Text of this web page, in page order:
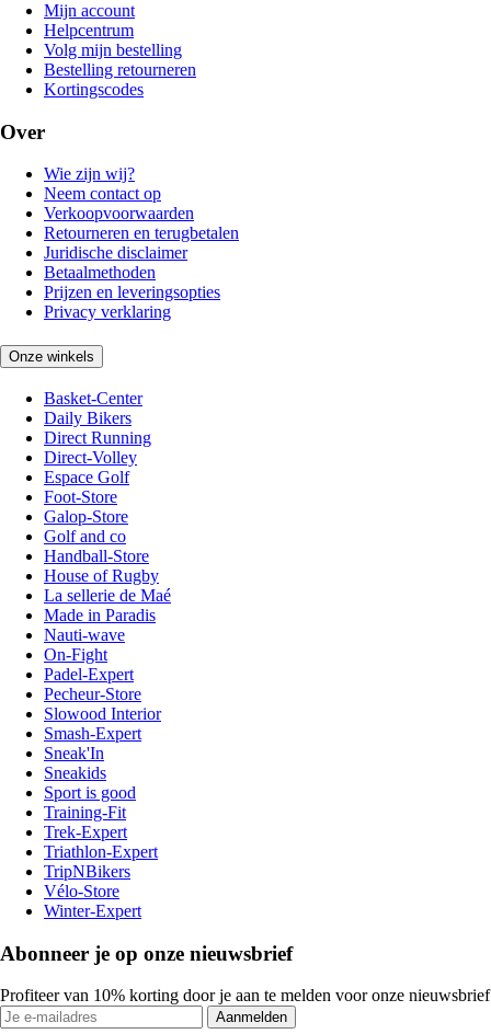
Mijn account
Helpcentrum
Volg mijn bestelling
Bestelling retourneren
Kortingscodes
Over
Wie zijn wij?
Neem contact op
Verkoopvoorwaarden
Retourneren en terugbetalen
Juridische disclaimer
Betaalmethoden
Prijzen en leveringsopties
Privacy verklaring
Onze winkels
Basket-Center
Daily Bikers
Direct Running
Direct-Volley
Espace Golf
Foot-Store
Galop-Store
Golf and co
Handball-Store
House of Rugby
La sellerie de Maé
Made in Paradis
Nauti-wave
On-Fight
Padel-Expert
Pecheur-Store
Slowood Interior
Smash-Expert
Sneak'In
Sneakids
Sport is good
Training-Fit
Trek-Expert
Triathlon-Expert
TripNBikers
Vélo-Store
Winter-Expert
Abonneer je op onze nieuwsbrief
Profiteer van 10% korting door je aan te melden voor onze nieuwsbrief
Aanmelden